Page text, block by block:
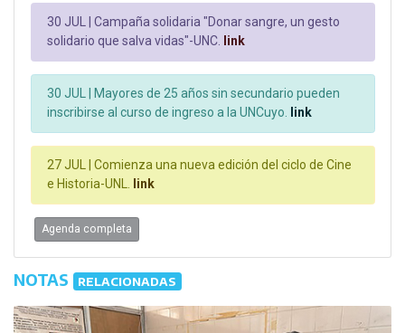
30 JUL | Campaña solidaria "Donar sangre, un gesto
solidario que salva vidas"-UNC. link
30 JUL |
Mayores de 25 años sin secundario pueden
inscribirse al curso de ingreso a la UNCuyo. link
27 JUL | Comienza una nueva edición del ciclo de Cine
e Historia-UNL. link
Agenda completa
NOTAS RELACIONADAS